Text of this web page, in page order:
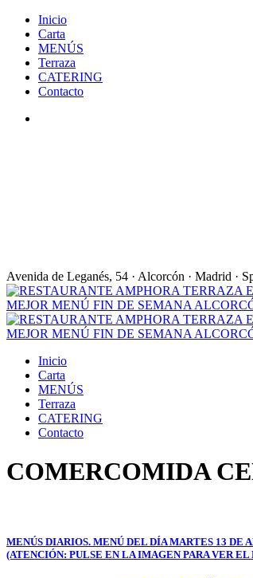
Inicio
Carta
MENÚS
Terraza
CATERING
Contacto
Avenida de Leganés, 54 · Alcorcón · Madrid ·
Inicio
Carta
MENÚS
Terraza
CATERING
Contacto
COMERCOMIDA
MENÚS DIARIOS. MENÚ DEL DÍA MARTES 13 DE
(ATENCIÓN: PULSE EN LA IMAGEN PARA VER